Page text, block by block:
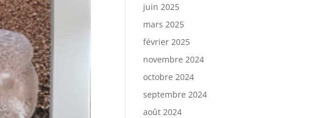
juin 2025
mars 2025
février 2025
novembre 2024
octobre 2024
septembre 2024
août 2024